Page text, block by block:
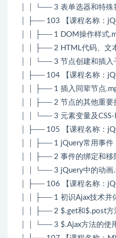
│ │ └── 3 表单选器和特殊
│ ├── 103 【课程名称：
│ │ ├── 1 DOM操作样式
│ │ ├── 2 HTML代码、文
│ │ └── 3 节点创建和插入
│ ├── 104 【课程名称：
│ │ ├── 1 插入同辈节点
│ │ ├── 2 节点的其他重要
│ │ └── 3 元素变量及
│ ├── 105 【课程名称：
│ │ ├── 1 jQuery常用事件
│ │ ├── 2 事件的绑定和移
│ │ └── 3 jQuery中的动画
│ ├── 106 【课程名称：
│ │ ├── 1 初识Ajax技术并
│ │ ├── 2 $.get和$.post方
│ │ └── 3 $.Ajax方法的使